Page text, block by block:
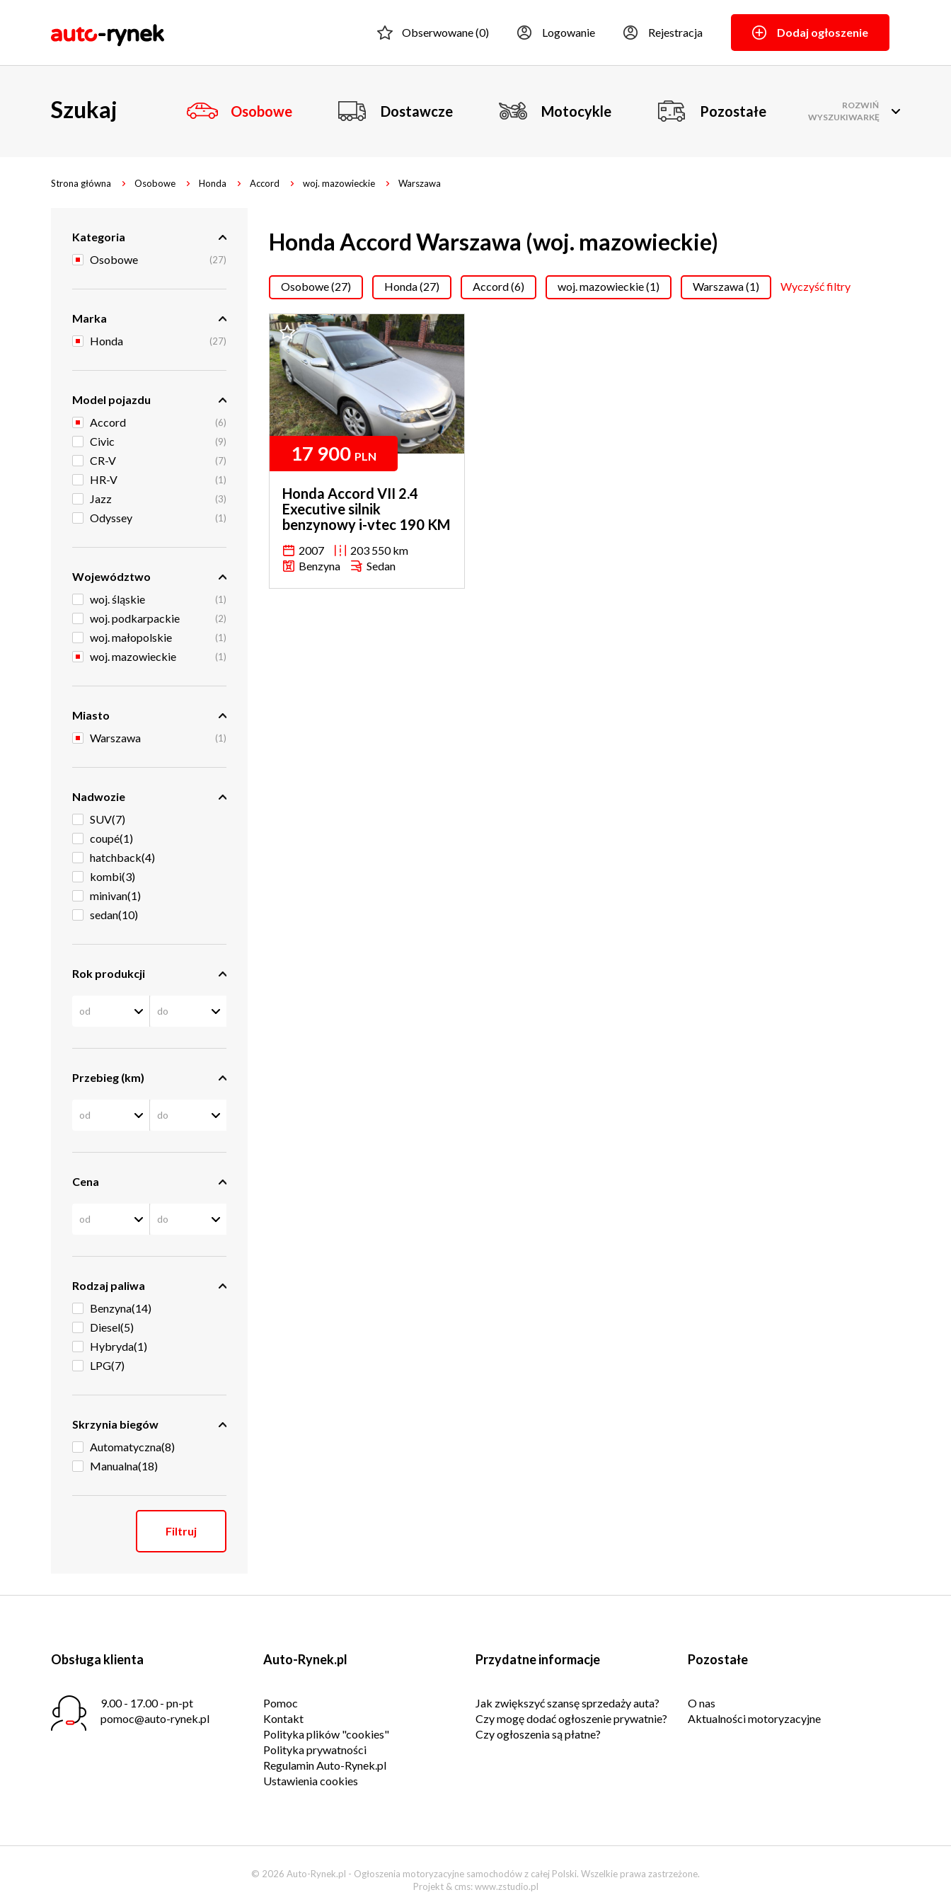
Obserwowane (0) Logowanie Rejestracja Dodaj ogłoszenie
Szukaj Osobowe Dostawcze Motocykle Pozostałe
ROZWIŃ
WYSZUKIWARKĘ
Strona główna Osobowe Honda Accord woj. mazowieckie Warszawa
Kategoria
Osobowe
(27)
Marka
Honda
(27)
Model pojazdu
Accord
(6)
Civic (9)
CR-V (7)
HR-V (1)
Jazz (3)
Odyssey (1)
Województwo
woj. śląskie
(1)
woj. podkarpackie (2)
woj. małopolskie (1)
woj. mazowieckie (1)
Miasto
Warszawa
(1)
Nadwozie
SUV(7)
coupé(1)
hatchback(4)
kombi(3)
minivan(1)
sedan(10)
Rok produkcji
Przebieg (km)
Cena
Rodzaj paliwa
Benzyna(14)
Diesel(5)
Hybryda(1)
LPG(7)
Skrzynia biegów
Automatyczna(8)
Manualna(18)
Filtruj
Honda Accord Warszawa (woj. mazowieckie)
Osobowe (27) Honda (27) Accord (6) woj. mazowieckie (1) Warszawa (1) Wyczyść filtry
17 900 PLN
Honda Accord VII 2.4
Executive silnik
benzynowy i-vtec 190 KM
2007
203 550 km
Benzyna
Sedan
Obsługa klienta
9.00 - 17.00 - pn-pt
pomoc@auto-rynek.pl
Auto-Rynek.pl
Pomoc
Kontakt
Polityka plików "cookies"
Polityka prywatności
Regulamin Auto-Rynek.pl
Ustawienia cookies
Przydatne informacje
Jak zwiększyć szansę sprzedaży auta?
Czy mogę dodać ogłoszenie prywatnie?
Czy ogłoszenia są płatne?
Pozostałe
O nas
Aktualności motoryzacyjne
© 2026 Auto-Rynek.pl - Ogłoszenia motoryzacyjne samochodów z całej Polski. Wszelkie prawa zastrzeżone.
Projekt & cms: www.zstudio.pl